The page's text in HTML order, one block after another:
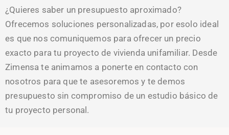
¿Quieres saber un presupuesto aproximado?
Ofrecemos soluciones personalizadas, por esolo ideal
es que nos comuniquemos para ofrecer un precio
exacto para tu proyecto de vivienda unifamiliar. Desde
Zimensa te animamos a ponerte en contacto con
nosotros para que te asesoremos y te demos
presupuesto sin compromiso de un estudio básico de
tu proyecto personal.